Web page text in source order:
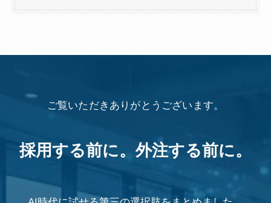
ご覧いただきありがとうございます。
採用する前に。外注する前に。